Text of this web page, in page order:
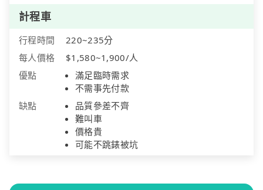
計程車
行程時間
220~235分
每人價格
$1,580~1,900/人
優點
滿足臨時需求
不需事先付款
缺點
品質參差不齊
難叫車
價格貴
可能不跳錶被坑